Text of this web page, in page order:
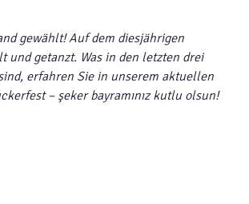
gewählt! Auf dem diesjährigen
und getanzt. Was in den letzten drei
erfahren Sie in unserem aktuellen
– şeker bayramınız kutlu olsun!